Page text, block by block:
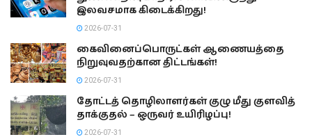
இலவசமாக கிடைக்கிறது!
2026-07-31
கைவினைப்பொருட்கள் ஆணையத்தை
நிறுவுவதற்கான திட்டங்கள்!
2026-07-31
தோட்டத் தொழிலாளர்கள் குழு மீது குளவித்
தாக்குதல் – ஒருவர் உயிரிழப்பு!
2026-07-31